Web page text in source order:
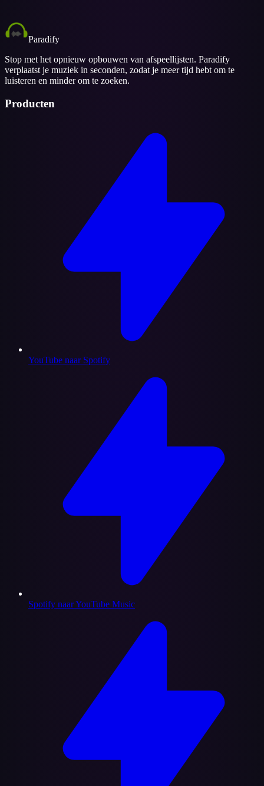
Paradify
Stop met het opnieuw opbouwen van afspeellijsten. Paradify
verplaatst je muziek in seconden, zodat je meer tijd hebt om te
luisteren en minder om te zoeken.
Producten
YouTube naar Spotify
Spotify naar YouTube Music